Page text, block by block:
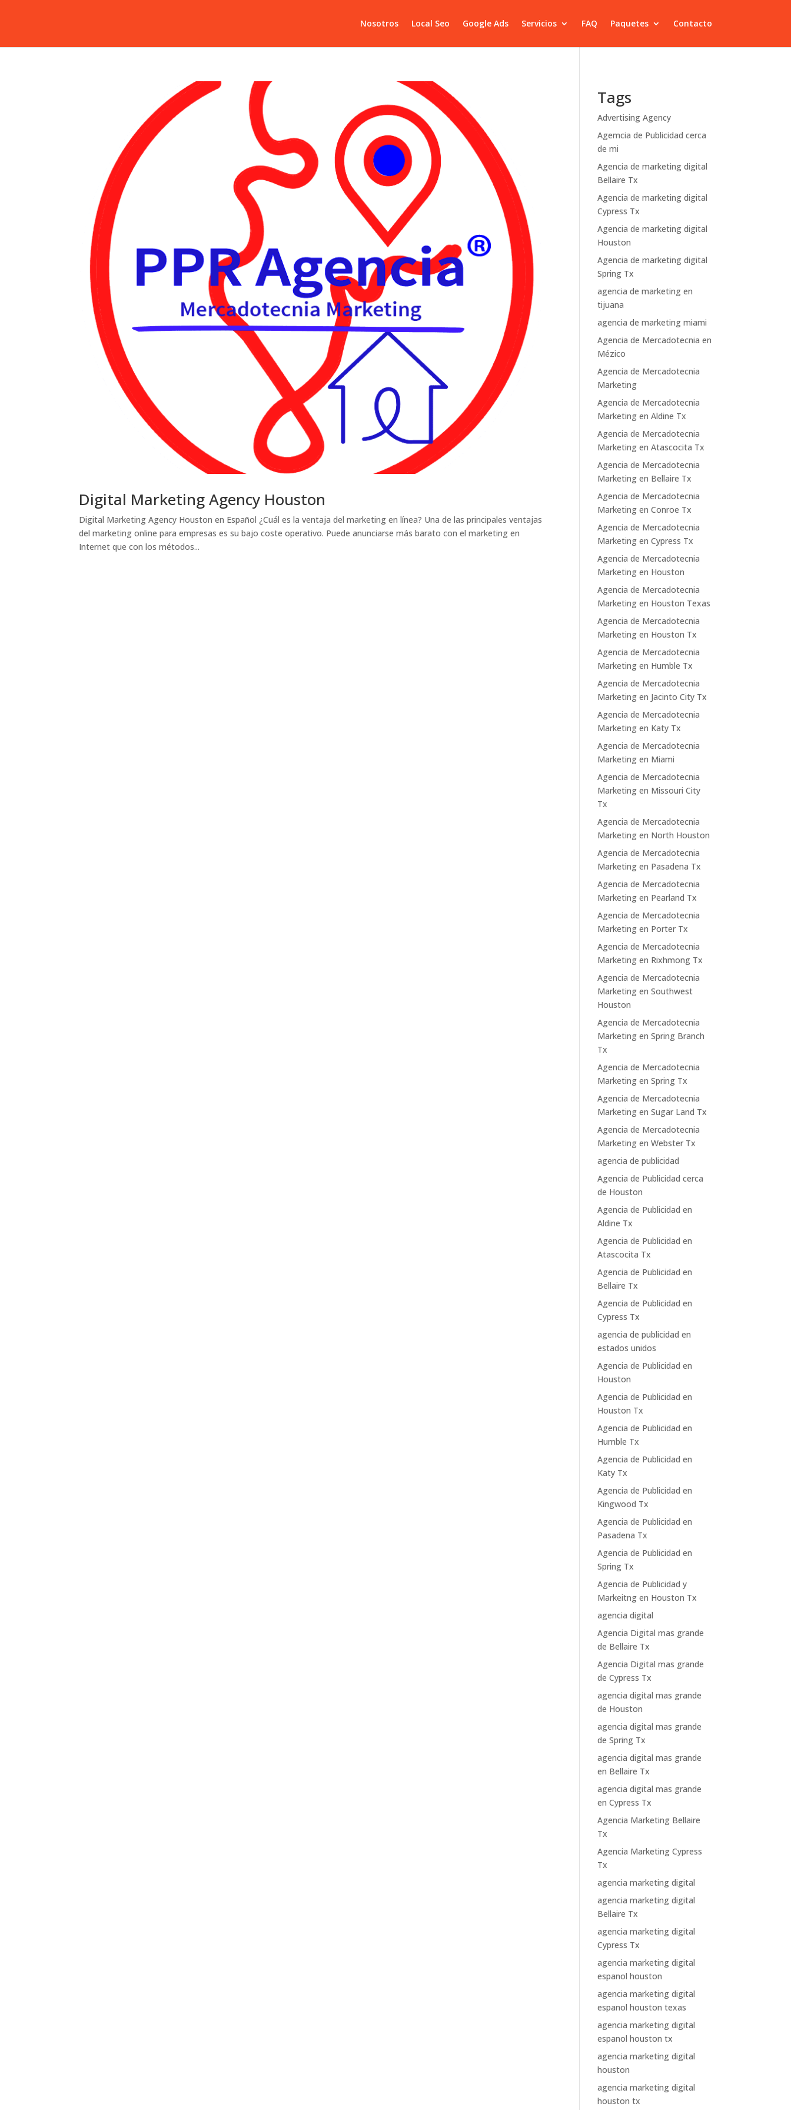
Nosotros Local Seo Google Ads Servicios FAQ Paquetes Contacto
Digital Marketing Agency Houston
Digital Marketing Agency Houston en Español ¿Cuál es la ventaja del marketing en línea? Una de las principales ventajas
del marketing online para empresas es su bajo coste operativo. Puede anunciarse más barato con el marketing en
Internet que con los métodos...
Tags
Advertising Agency
Agemcia de Publicidad cerca
de mi
Agencia de marketing digital
Bellaire Tx
Agencia de marketing digital
Cypress Tx
Agencia de marketing digital
Houston
Agencia de marketing digital
Spring Tx
agencia de marketing en
tijuana
agencia de marketing miami
Agencia de Mercadotecnia en
Mézico
Agencia de Mercadotecnia
Marketing
Agencia de Mercadotecnia
Marketing en Aldine Tx
Agencia de Mercadotecnia
Marketing en Atascocita Tx
Agencia de Mercadotecnia
Marketing en Bellaire Tx
Agencia de Mercadotecnia
Marketing en Conroe Tx
Agencia de Mercadotecnia
Marketing en Cypress Tx
Agencia de Mercadotecnia
Marketing en Houston
Agencia de Mercadotecnia
Marketing en Houston Texas
Agencia de Mercadotecnia
Marketing en Houston Tx
Agencia de Mercadotecnia
Marketing en Humble Tx
Agencia de Mercadotecnia
Marketing en Jacinto City Tx
Agencia de Mercadotecnia
Marketing en Katy Tx
Agencia de Mercadotecnia
Marketing en Miami
Agencia de Mercadotecnia
Marketing en Missouri City
Tx
Agencia de Mercadotecnia
Marketing en North Houston
Agencia de Mercadotecnia
Marketing en Pasadena Tx
Agencia de Mercadotecnia
Marketing en Pearland Tx
Agencia de Mercadotecnia
Marketing en Porter Tx
Agencia de Mercadotecnia
Marketing en Rixhmong Tx
Agencia de Mercadotecnia
Marketing en Southwest
Houston
Agencia de Mercadotecnia
Marketing en Spring Branch
Tx
Agencia de Mercadotecnia
Marketing en Spring Tx
Agencia de Mercadotecnia
Marketing en Sugar Land Tx
Agencia de Mercadotecnia
Marketing en Webster Tx
agencia de publicidad
Agencia de Publicidad cerca
de Houston
Agencia de Publicidad en
Aldine Tx
Agencia de Publicidad en
Atascocita Tx
Agencia de Publicidad en
Bellaire Tx
Agencia de Publicidad en
Cypress Tx
agencia de publicidad en
estados unidos
Agencia de Publicidad en
Houston
Agencia de Publicidad en
Houston Tx
Agencia de Publicidad en
Humble Tx
Agencia de Publicidad en
Katy Tx
Agencia de Publicidad en
Kingwood Tx
Agencia de Publicidad en
Pasadena Tx
Agencia de Publicidad en
Spring Tx
Agencia de Publicidad y
Markeitng en Houston Tx
agencia digital
Agencia Digital mas grande
de Bellaire Tx
Agencia Digital mas grande
de Cypress Tx
agencia digital mas grande
de Houston
agencia digital mas grande
de Spring Tx
agencia digital mas grande
en Bellaire Tx
agencia digital mas grande
en Cypress Tx
Agencia Marketing Bellaire
Tx
Agencia Marketing Cypress
Tx
agencia marketing digital
agencia marketing digital
Bellaire Tx
agencia marketing digital
Cypress Tx
agencia marketing digital
espanol houston
agencia marketing digital
espanol houston texas
agencia marketing digital
espanol houston tx
agencia marketing digital
houston
agencia marketing digital
houston tx